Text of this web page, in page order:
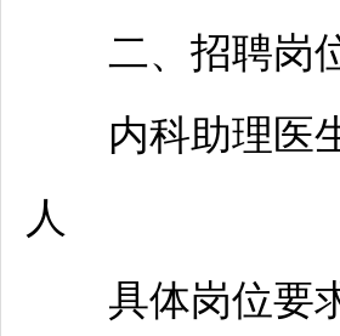
二、 招聘岗
内科助理医生
人
具体岗位要求